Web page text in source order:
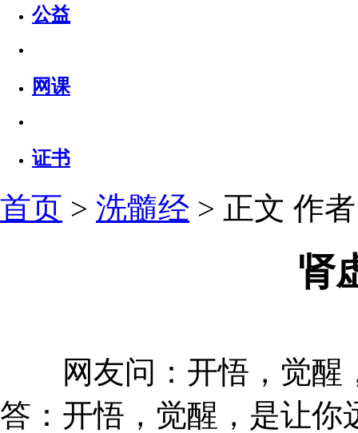
公益
网课
证书
首页 > 洗髓经 > 正文 作
肾
网友问：开悟，觉醒
答：开悟，觉醒，是让你